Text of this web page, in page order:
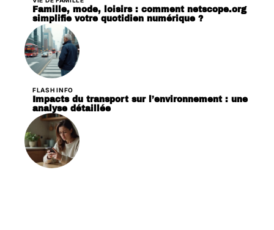
Famille, mode, loisirs : comment netscope.org
simplifie votre quotidien numérique ?
FLASH INFO
Impacts du transport sur l’environnement : une
analyse détaillée